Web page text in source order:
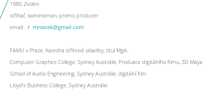
1980, Zvolen
střihač, kameraman, promo producer
email:
rtesacek@gmail.com
FAMU v Praze, Katedra střihové skladby, titul MgA.
Computer Graphics College, Sydney Austrálie, Produkce digitálního filmu, 3D Maya
School of Audio Engineering, Sydney Austrálie, digitální film
Lloyd‘s Business College, Sydney Austrálie